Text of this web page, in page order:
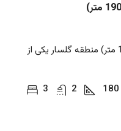
آپارتمان هوشمند در گلسار رشت (190 متر) منطقه گلسار یکی از
3
2 180